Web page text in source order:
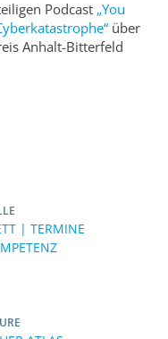
Podcast „You
über
Anhalt-Bitterfeld
| TERMINE